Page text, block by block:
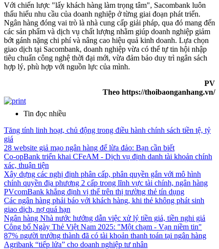
Với chiến lược "lấy khách hàng làm trọng tâm", Sacombank luôn
thấu hiểu nhu cầu của doanh nghiệp ở từng giai đoạn phát triển.
Ngân hàng đóng vai trò là nhà cung cấp giải pháp, qua đó mang đến
các sản phẩm và dịch vụ chất lượng nhằm giúp doanh nghiệp giảm
bớt gánh nặng chi phí và nâng cao hiệu quả kinh doanh. Lựa chọn
giao dịch tại Sacombank, doanh nghiệp vừa có thể tự tin hội nhập
tiêu chuẩn công nghệ thời đại mới, vừa đảm bảo duy trì ngân sách
hợp lý, phù hợp với nguồn lực của mình.
PV
Theo https://thoibaonganhang.vn/
Tin đọc nhiều
Tăng tính linh hoạt, chủ động trong điều hành chính sách tiền tệ, tỷ
giá
28 website giả mạo ngân hàng để lừa đảo: Bạn cần biết
Co-opBank triển khai CFeAM - Dịch vụ định danh tài khoản chính
xác, thuận tiện
Xây dựng các nghị định phân cấp, phân quyền gắn với mô hình
chính quyền địa phương 2 cấp trong lĩnh vực tài chính, ngân hàng
PVcomBank khẳng định vị thế trên thị trường thẻ tín dụng
Các ngân hàng phải báo với khách hàng, khi thẻ không phát sinh
giao dịch, nợ quá hạn
Ngân hàng Nhà nước hướng dẫn việc xử lý tiền giả, tiền nghi giả
Công bố Ngày Thẻ Việt Nam 2025: "Một chạm - Vạn niềm tin"
87% người trưởng thành đã có tài khoản thanh toán tại ngân hàng
Agribank “tiếp lửa” cho doanh nghiệp tư nhân